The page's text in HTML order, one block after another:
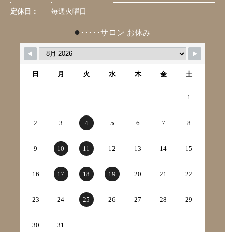
定休日： 毎週火曜日
● ･････サロン お休み
日 月 火 水 木 金 土
1
2 3 4 5 6 7 8
9 10 11 12 13 14 15
16 17 18 19 20 21 22
23 24 25 26 27 28 29
30 31